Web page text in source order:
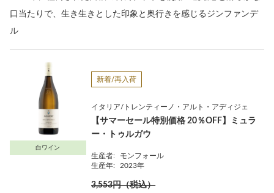
口当たりで、生き生きとした印象と奥行きを感じるジンファンデ
ル
白ワイン
新着/再入荷
イタリア/トレンティーノ・アルト・アディジェ
【サマーセール特別価格 20％OFF】ミュラ
ー・トゥルガウ
生産者:
モンフォール
生産年:
2023年
3,553円（税込）